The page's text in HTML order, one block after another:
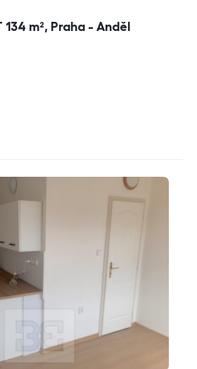
m², Praha - Anděl